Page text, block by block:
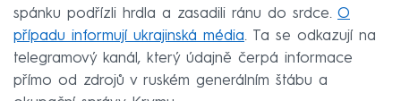
spánku podřízli hrdla a zasadili ránu do srdce. O
případu informují ukrajinská média. Ta se odkazují na
telegramový kanál, který údajně čerpá informace
přímo od zdrojů v ruském generálním štábu a